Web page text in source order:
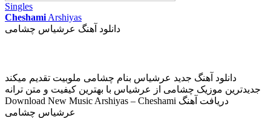
Singles
Cheshami Arshiyas
دانلود آهنگ عرشیاس چشامی
دانلود آهنگ جدید عرشیاس بنام چشامی ملوبیت تقدیم میکند
جدیدترین موزیک چشامی از عرشیاس با بهترین کیفیت و متن ترانه
Download New Music Arshiyas – Cheshami دریافت آهنگ
عرشیاس چشامی